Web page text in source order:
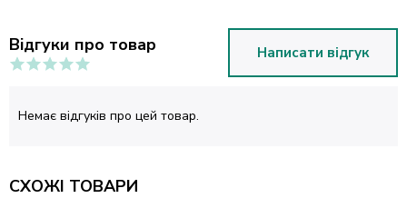
Відгуки про товар Написати відгук
Немає відгуків про цей товар.
СХОЖІ ТОВАРИ